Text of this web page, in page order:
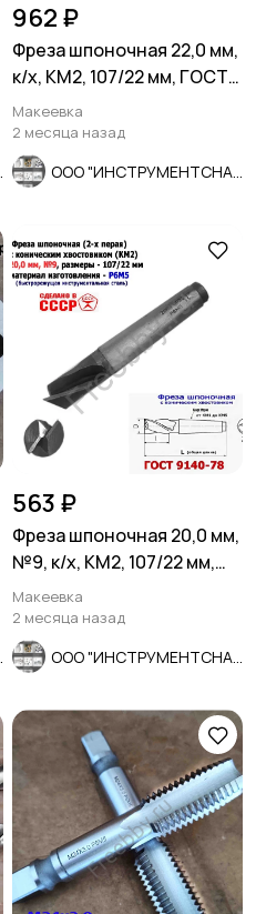
962 ₽
Фреза шпоночная 22,0 мм,
к/х, КМ2, 107/22 мм, ГОСТ
9140-78 ВИЗ, СССР
Макеевка
2 месяца назад
563 ₽
Фреза шпоночная 20,0 мм,
№9, к/х, КМ2, 107/22 мм,
2235-0055, СССР.
Макеевка
2 месяца назад